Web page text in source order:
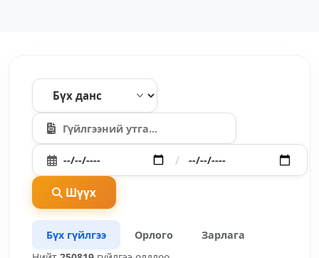
/
Шүүх
Бүх гүйлгээ Орлого
Зарлага